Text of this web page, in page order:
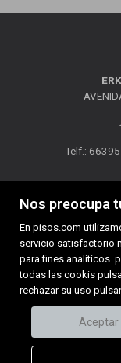
Nos preocupa
En pisos.com
servicio satisfactorio
para fines analíticos.
todas las cookis
rechazar su uso
Aceptar
Telf.: